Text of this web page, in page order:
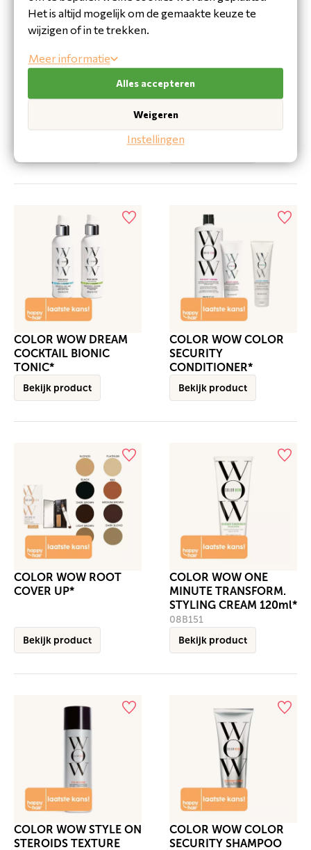
COLOR WOW DREAM
SPRAY*
COLOR WOW DREAM
COAT CURLY SPRAY*
COLOR WOW DREAM
COCKTAIL BIONIC
TONIC*
Bekijk product
COLOR WOW COLOR
SECURITY
CONDITIONER*
Bekijk product
COLOR WOW ROOT
COVER UP*
Bekijk product
COLOR WOW ONE
MINUTE TRANSFORM.
STYLING CREAM 120ml*
08B151
Bekijk product
COLOR WOW STYLE ON
STEROIDS TEXTURE
COLOR WOW COLOR
SECURITY SHAMPOO
Het is altijd mogelijk om de gemaakte keuze te
wijzigen of in te trekken.
Meer informatie
Instellingen
Weigeren
Alles accepteren